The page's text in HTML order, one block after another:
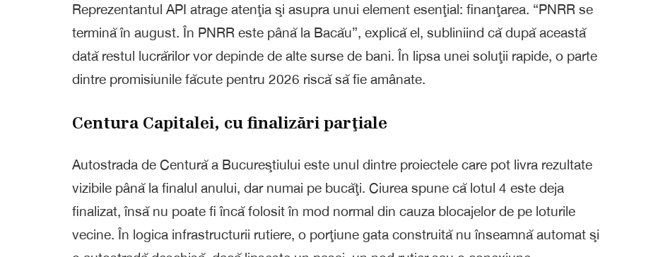
Reprezentantul API atrage atenţia şi asupra unui element esenţial: finanţarea. “PNRR se
termină în august. În PNRR este până la Bacău”, explică el, subliniind că după această
dată restul lucrărilor vor depinde de alte surse de bani. În lipsa unei soluţii rapide, o parte
dintre promisiunile făcute pentru 2026 riscă să fie amânate.
Centura Capitalei, cu finalizări parţiale
Autostrada de Centură a Bucureştiului este unul dintre proiectele care pot livra rezultate
vizibile până la finalul anului, dar numai pe bucăţi. Ciurea spune că lotul 4 este deja
finalizat, însă nu poate fi încă folosit în mod normal din cauza blocajelor de pe loturile
vecine. În logica infrastructurii rutiere, o porţiune gata construită nu înseamnă automat şi